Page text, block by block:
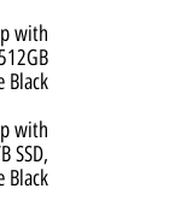
with
Black
with
SSD,
Black